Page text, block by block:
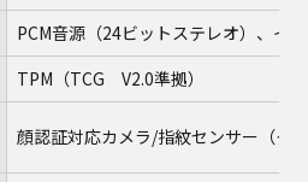
PCM音源（24ビットステレオ）、イ
TPM（TCG V2.0準拠）
顔認証対応カメラ/指紋センサー（タ